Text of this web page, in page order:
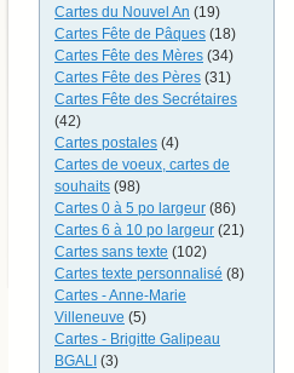
Cartes du Nouvel An (19)
Cartes Fête de Pâques (18)
Cartes Fête des Mères (34)
Cartes Fête des Pères (31)
Cartes Fête des Secrétaires
(42)
Cartes postales (4)
Cartes de voeux, cartes de
souhaits (98)
Cartes 0 à 5 po largeur (86)
Cartes 6 à 10 po largeur (21)
Cartes sans texte (102)
Cartes texte personnalisé (8)
Cartes - Anne-Marie
Villeneuve (5)
Cartes - Brigitte Galipeau
BGALI (3)